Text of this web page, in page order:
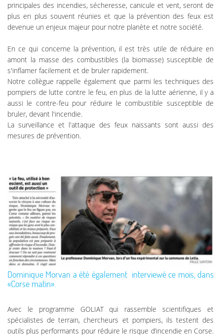
principales des incendies, sécheresse, canicule et vent, seront de
plus en plus souvent réunies et que la prévention des feux est
devenue un enjeux majeur pour notre planète et notre société.
En ce qui concerne la prévention, il est très utile de réduire en
amont la masse des combustibles (la biomasse) susceptible de
s'inflamer facilement et de bruler rapidement.
Notre collègue rappelle également que parmi les techniques des
pompiers de lutte contre le feu, en plus de la lutte aérienne, il y a
aussi le contre-feu pour réduire le combustible susceptible de
bruler, devant l'incendie.
La surveillance et l'attaque des feux naissants sont aussi des
mesures de prévention.
Dominique Morvan a été également interviewé ce mois, dans
«Corse matin».
Avec le programme GOLIAT qui rassemble scientifiques et
spécialistes de terrain, chercheurs et pompiers, ils testent des
outils plus performants pour réduire le risque d’incendie en Corse.